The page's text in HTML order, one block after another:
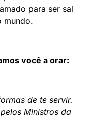
para ser sal
mundo.
você a orar:
de te servir.
Ministros da